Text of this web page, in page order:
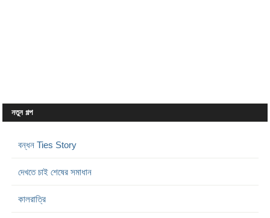
নতুন গল্প
বন্ধন Ties Story
দেখতে চাই শেষের সমাধান
কালরাত্রি